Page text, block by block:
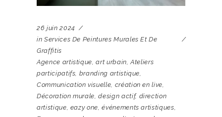
26 juin 2024
in Services De Peintures Murales Et De
Graffitis
Agence artistique,art urbain,Ateliers
participatifs, branding artistique,
Communication visuelle, création en live,
Décoration murale,design actif, direction
artistique, eazy one,événements artistiques,